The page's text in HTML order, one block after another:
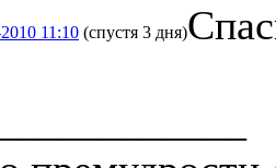
11:10 (спустя 3 дня)